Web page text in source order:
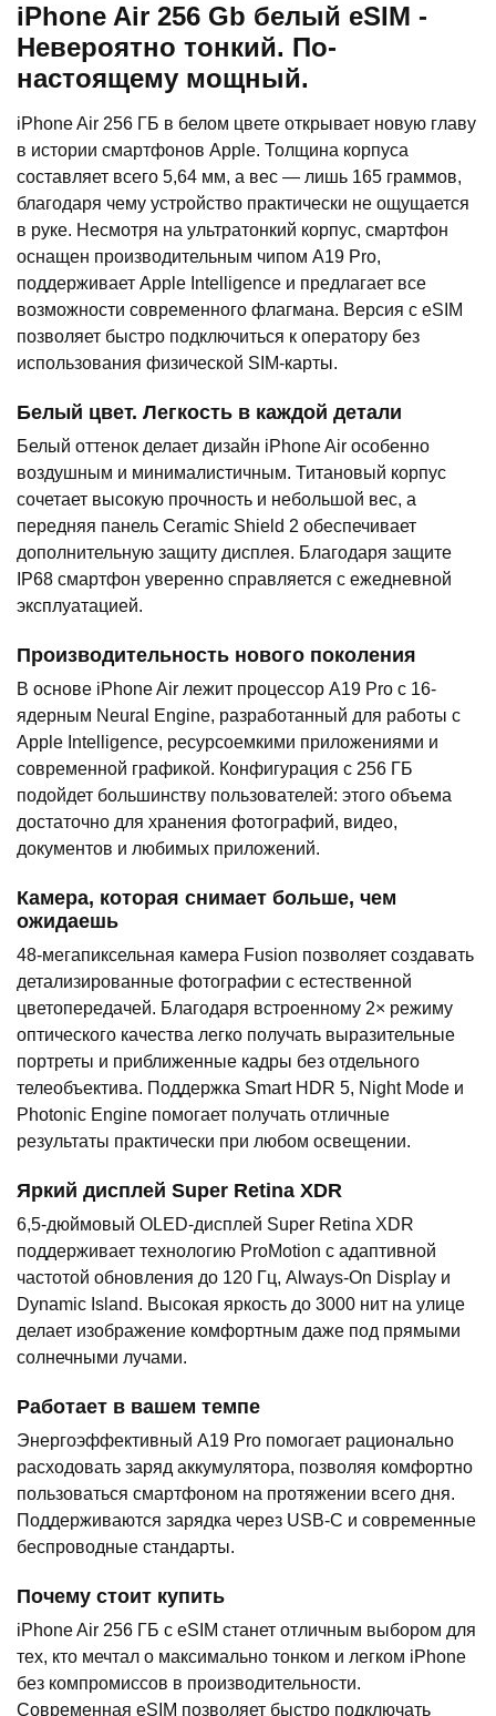
iPhone Air 256 Gb белый eSIM -
Невероятно тонкий. По-
настоящему мощный.
iPhone Air 256 ГБ в белом цвете открывает новую главу
в истории смартфонов Apple. Толщина корпуса
составляет всего 5,64 мм, а вес — лишь 165 граммов,
благодаря чему устройство практически не ощущается
в руке. Несмотря на ультратонкий корпус, смартфон
оснащен производительным чипом A19 Pro,
поддерживает Apple Intelligence и предлагает все
возможности современного флагмана. Версия с eSIM
позволяет быстро подключиться к оператору без
использования физической SIM-карты.
Белый цвет. Легкость в каждой детали
Белый оттенок делает дизайн iPhone Air особенно
воздушным и минималистичным. Титановый корпус
сочетает высокую прочность и небольшой вес, а
передняя панель Ceramic Shield 2 обеспечивает
дополнительную защиту дисплея. Благодаря защите
IP68 смартфон уверенно справляется с ежедневной
эксплуатацией.
Производительность нового поколения
В основе iPhone Air лежит процессор A19 Pro с 16-
ядерным Neural Engine, разработанный для работы с
Apple Intelligence, ресурсоемкими приложениями и
современной графикой. Конфигурация с 256 ГБ
подойдет большинству пользователей: этого объема
достаточно для хранения фотографий, видео,
документов и любимых приложений.
Камера, которая снимает больше, чем
ожидаешь
48-мегапиксельная камера Fusion позволяет создавать
детализированные фотографии с естественной
цветопередачей. Благодаря встроенному 2× режиму
оптического качества легко получать выразительные
портреты и приближенные кадры без отдельного
телеобъектива. Поддержка Smart HDR 5, Night Mode и
Photonic Engine помогает получать отличные
результаты практически при любом освещении.
Яркий дисплей Super Retina XDR
6,5-дюймовый OLED-дисплей Super Retina XDR
поддерживает технологию ProMotion с адаптивной
частотой обновления до 120 Гц, Always-On Display и
Dynamic Island. Высокая яркость до 3000 нит на улице
делает изображение комфортным даже под прямыми
солнечными лучами.
Работает в вашем темпе
Энергоэффективный A19 Pro помогает рационально
расходовать заряд аккумулятора, позволяя комфортно
пользоваться смартфоном на протяжении всего дня.
Поддерживаются зарядка через USB-C и современные
беспроводные стандарты.
Почему стоит купить
iPhone Air 256 ГБ с eSIM станет отличным выбором для
тех, кто мечтал о максимально тонком и легком iPhone
без компромиссов в производительности.
Современная eSIM позволяет быстро подключать